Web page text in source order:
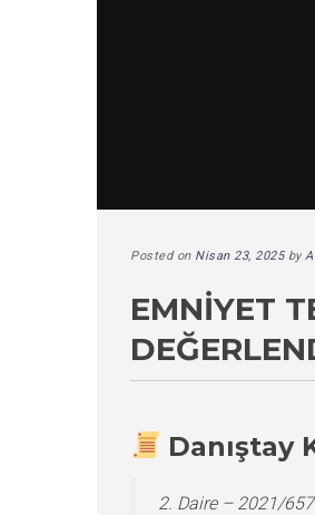
Posted on Nisan 23, 2025by
EMNIYET
Danıştay
2. Daire – 2021/